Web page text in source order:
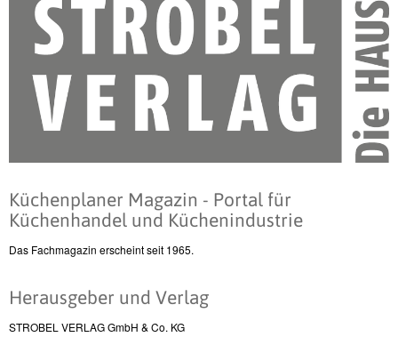
Küchenplaner Magazin - Portal für
Küchenhandel und Küchenindustrie
Das Fachmagazin erscheint seit 1965.
Herausgeber und Verlag
STROBEL VERLAG GmbH & Co. KG